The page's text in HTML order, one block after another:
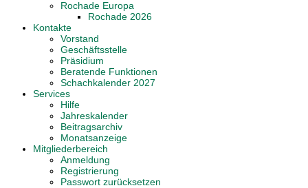
Rochade Europa
Rochade 2026
Kontakte
Vorstand
Geschäftsstelle
Präsidium
Beratende Funktionen
Schachkalender 2027
Services
Hilfe
Jahreskalender
Beitragsarchiv
Monatsanzeige
Mitgliederbereich
Anmeldung
Registrierung
Passwort zurücksetzen